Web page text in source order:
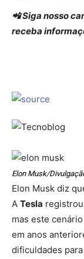
📲 Siga nosso
receba
Elon Musk/
Elon Musk diz
A Tesla
mas este
em anos
dificuldades